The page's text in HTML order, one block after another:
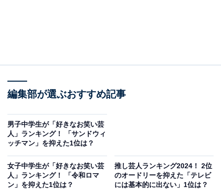
編集部が選ぶおすすめ記事
男子中学生が「好きなお笑い芸
人」ランキング！ 「サンドウィ
ッチマン」を抑えた1位は？
女子中学生が「好きなお笑い芸
人」ランキング！ 「令和ロマ
ン」を抑えた1位は？
推し芸人ランキング2024！ 2位
のオードリーを抑えた「テレビ
には基本的に出ない」1位は？